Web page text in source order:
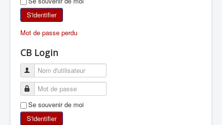
SKI DE RANDONNÉE
RANDONNÉE PÉDESTRE
RANDONNÉE SPORTIVE
S'identifier
Mot de passe perdu
CB Login
Se souvenir de moi
S'identifier